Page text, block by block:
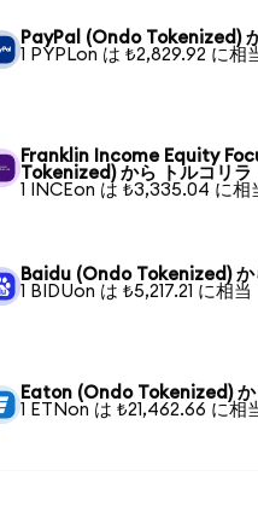
PayPal (Ondo Tokenized)
1 PYPLon は ₺2,829.92 に相
Franklin Income Equity
Tokenized) から トルコリラ
1 INCEon は ₺3,335.04 に相
Baidu (Ondo Tokenized) か
1 BIDUon は ₺5,217.21 に相当
Eaton (Ondo Tokenized) か
1 ETNon は ₺21,462.66 に相